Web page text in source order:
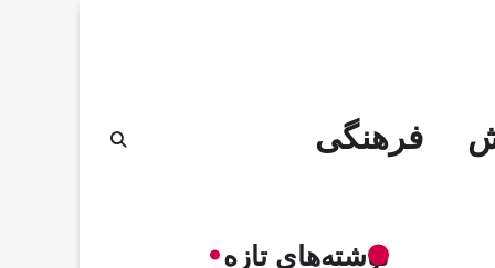
فرهنگی
نوشته‌های تازه